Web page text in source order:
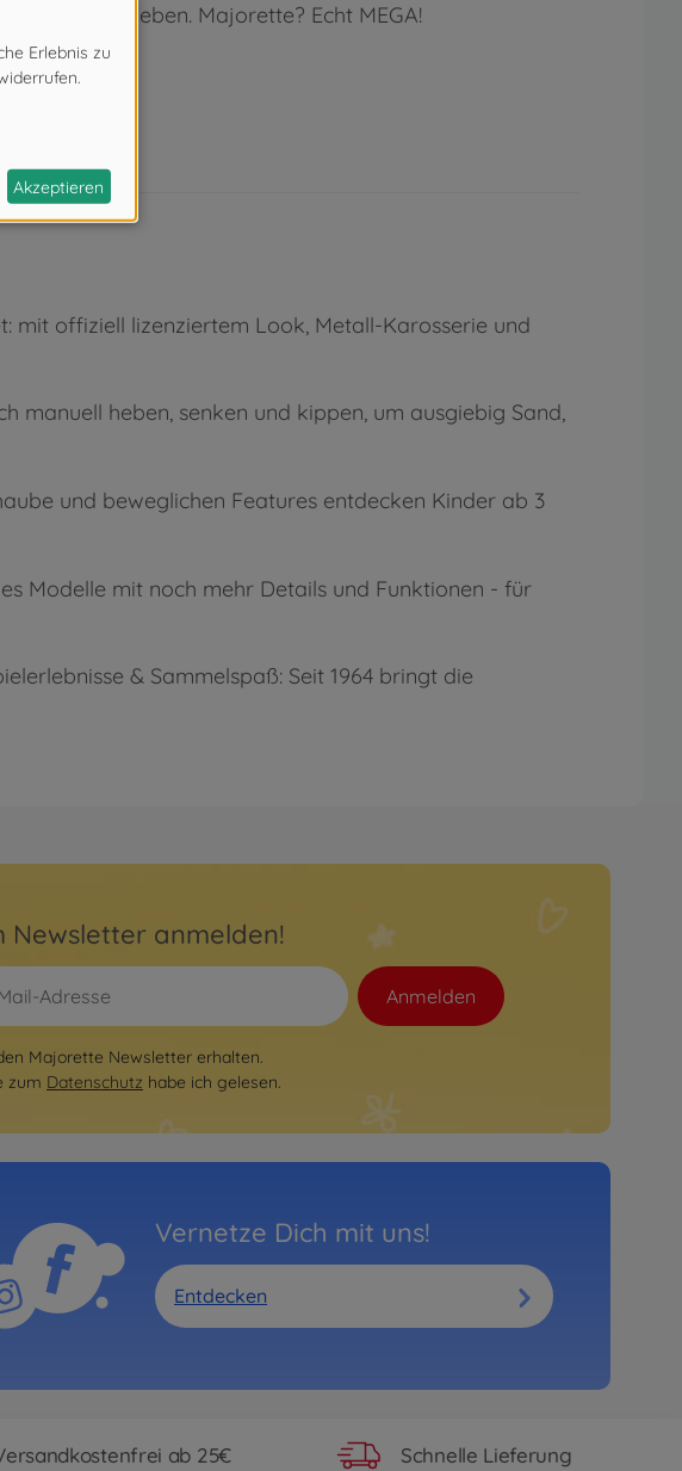
lieben. Majorette? Echt MEGA!
offiziell lizenziertem Look, Metall-Karosserie und
heben, senken und kippen, um ausgiebig Sand,
und beweglichen Features entdecken Kinder ab 3
Modelle mit noch mehr Details und Funktionen - für
& Sammelspaß: Seit 1964 bringt die
Newsletter anmelden!
Anmelden
Majorette Newsletter erhalten.
zum Datenschutz habe ich gelesen.
Vernetze Dich mit uns!
Entdecken
ab 25€ Schnelle Lieferung